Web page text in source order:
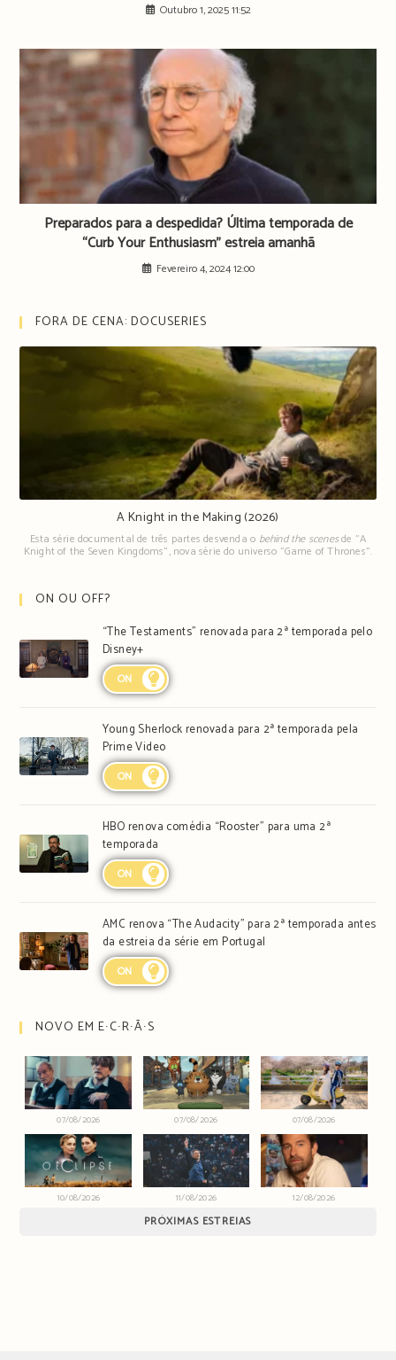
Outubro 1, 2025 11:52
Preparados para a despedida? Última temporada de
“Curb Your Enthusiasm” estreia amanhã
Fevereiro 4, 2024 12:00
FORA DE CENA: DOCUSERIES
A Knight in the Making (2026)
Esta série documental de três partes desvenda o behind the scenesde "A
Knight of the Seven Kingdoms", nova série do universo "Game of Thrones".
ON OU OFF?
“The Testaments” renovada para 2ª temporada pelo
Disney+
ON
Young Sherlock renovada para 2ª temporada pela
Prime Video
ON
HBO renova comédia “Rooster” para uma 2ª
temporada
ON
AMC renova “The Audacity” para 2ª temporada antes
da estreia da série em Portugal
ON
NOVO EM E∙C∙R∙Ã∙S
07/08/2026 07/08/2026 07/08/2026
10/08/2026 11/08/2026 12/08/2026
PRÓXIMAS ESTREIAS